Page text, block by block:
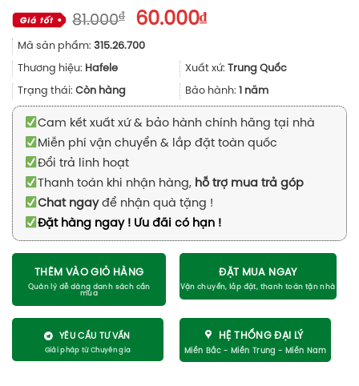
81.000₫
Giá
gốc
là:
81.000₫.
60.000₫Giá
là:
60.000₫.
Mã sản phẩm: 315.26.700
Thương hiệu: Hafele Xuất xứ: Trung Quốc
Trạng thái: Còn hàng Bảo hành: 1 năm
Cam kết xuất xứ & bảo hành chính hãng tại nhà
Miễn phí vận chuyển & lắp đặt toàn quốc
Đổi trả linh hoạt
Thanh toán khi nhận hàng, hỗ trợ mua trả góp
Chat ngayđể nhận quà tặng !
Đặt hàng ngay ! Ưu đãi có hạn !
THÊM VÀO GIỎ HÀNG ĐẶT MUA NGAY
YÊU CẦU TƯ VẤN HỆ THỐNG ĐẠI LÝ